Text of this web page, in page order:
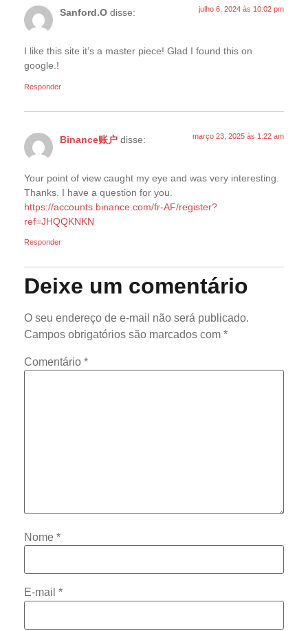
Sanford.O disse: julho 6, 2024 às 10:02 pm
I like this site it’s a master piece! Glad I found this on
google.!
Responder
Binance账户 disse: março 23, 2025 às 1:22 am
Your point of view caught my eye and was very interesting.
Thanks. I have a question for you.
https://accounts.binance.com/fr-AF/register?
ref=JHQQKNKN
Responder
Deixe um comentário
O seu endereço de e-mail não será publicado.
Campos obrigatórios são marcados com *
Comentário *
Nome *
E-mail *